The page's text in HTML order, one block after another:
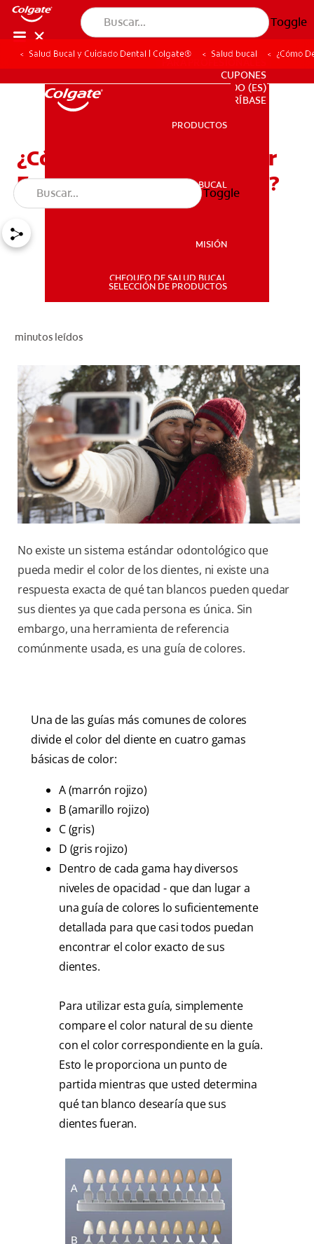
Toggle
SALUD BUCAL
PARA PROFESIONALES
CUPONES
DO (ES)
SUSCRÍBASE
PARA PROFESIONALES
CUPONES
DO (ES)
SUSCRÍBASE
PRODUCTOS
SALUD BUCAL
MISIÓN
CHEQUEO DE SALUD BUCAL
SELECCIÓN DE PRODUCTOS
Toggle
Salud Bucal y Cuidado Dental | Colgate® Salud bucal ¿Cómo
¿Cómo Determino El Color
Específico De Mis Dientes?
minutos leídos
No existe un sistema estándar odontológico que
pueda medir el color de los dientes, ni existe una
respuesta exacta de qué tan blancos pueden quedar
sus dientes ya que cada persona es única. Sin
embargo, una herramienta de referencia
comúnmente usada, es una guía de colores.
Una de las guías más comunes de colores
divide el color del diente en cuatro gamas
básicas de color:
A (marrón rojizo)
B (amarillo rojizo)
C (gris)
D (gris rojizo)
Dentro de cada gama hay diversos
niveles de opacidad - que dan lugar a
una guía de colores lo suficientemente
detallada para que casi todos puedan
encontrar el color exacto de sus
dientes.
Para utilizar esta guía, simplemente
compare el color natural de su diente
con el color correspondiente en la guía.
Esto le proporciona un punto de
partida mientras que usted determina
qué tan blanco desearía que sus
dientes fueran.